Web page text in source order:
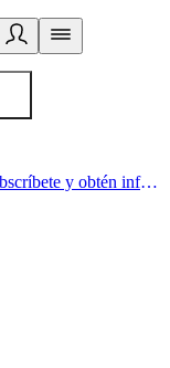
Acá comienza un estilo de vida saludable. Subscríbete y obtén información de primera mano